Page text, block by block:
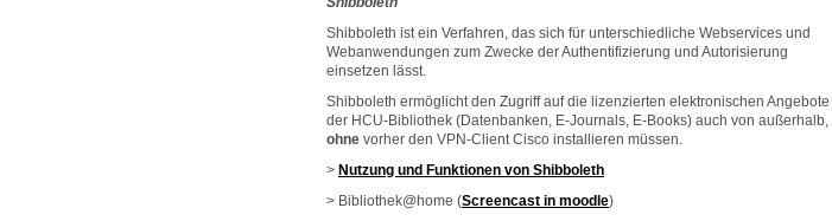
Shibboleth ist ein Verfahren, das sich für unterschiedliche Webservices und
Webanwendungen zum Zwecke der Authentifizierung und Autorisierung
einsetzen lässt.
Shibboleth ermöglicht den Zugriff auf die lizenzierten elektronischen Angebote
der HCU-Bibliothek (Datenbanken, E-Journals, E-Books) auch von außerhalb,
ohne vorher den VPN-Client Cisco installieren müssen.
> Nutzung und Funktionen von Shibboleth
> Bibliothek@home (Screencast in moodle)